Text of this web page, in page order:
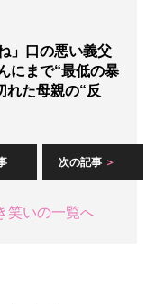
」口の悪い義父
にまで“最低の暴
れた母親の“反
次の記事
笑いの一覧へ